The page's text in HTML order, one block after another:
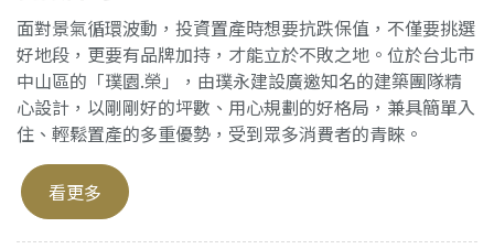
面對景氣循環波動，投資置產時想要抗跌保值，不僅要挑選
好地段，更要有品牌加持，才能立於不敗之地。位於台北市
中山區的「璞園.榮」，由璞永建設廣邀知名的建築團隊精
心設計，以剛剛好的坪數、用心規劃的好格局，兼具簡單入
住、輕鬆置產的多重優勢，受到眾多消費者的青睞。
看更多